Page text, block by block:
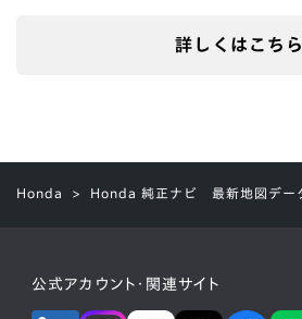
詳しくはこちら
Honda Honda 純正ナビ 最新地図デー
公式アカウント・関連サイト